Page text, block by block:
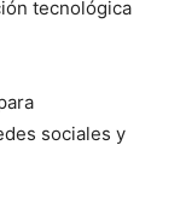
tecnológica
sociales y